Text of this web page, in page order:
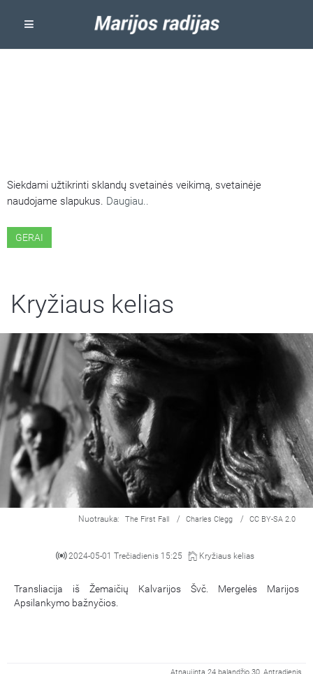
Siekdami užtikrinti sklandų svetainės veikimą, svetainėje
naudojame slapukus. Daugiau..
GERAI
Kryžiaus kelias
Nuotrauka: The First Fall / Charles Clegg / CC BY-SA 2.0
2024-05-01 Trečiadienis 15:25 Kryžiaus kelias
Transliacija iš Žemaičių Kalvarijos Švč. Mergelės Marijos
Apsilankymo bažnyčios.